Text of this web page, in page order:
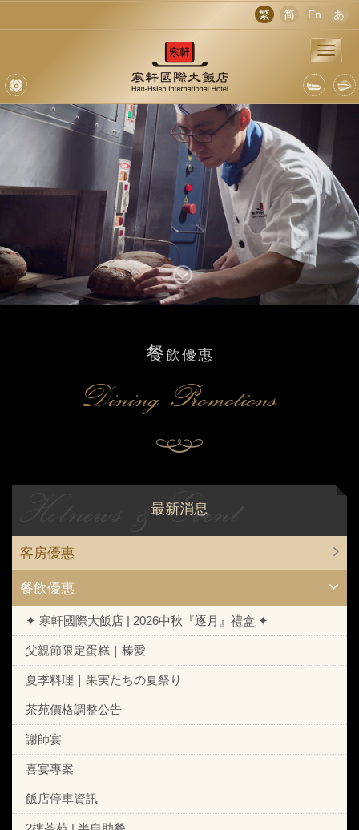
繁 简 En あ
餐飲優惠
Dining Promotions
最新消息
Hotnews & Event
客房優惠
餐飲優惠
✦ 寒軒國際大飯店 | 2026中秋『逐月』禮盒 ✦
父親節限定蛋糕｜榛愛
夏季料理｜果実たちの夏祭り
茶苑價格調整公告
謝師宴
喜宴專案
飯店停車資訊